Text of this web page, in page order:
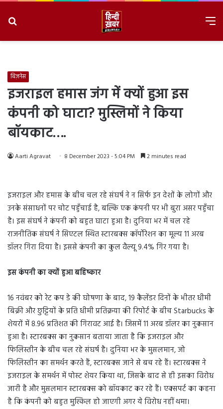
बिज़नेस
इजराइल हमास जंग में क्यों हुआ इस
कंपनी को घाटा? मुस्लिमों ने किया
बॉयकाट….
Aarti Agravat 8 December 2023 - 5:04 PM 2 minutes read
इजराइल और हमास के बीच चल रहे संघर्ष ने न सिर्फ इन देशों के लोगों और
उनके संसाधनों पर चोट पहुँचाई है, बल्कि एक कंपनी पर भी बुरा असर पहुँचा
है। इस संघर्ष ने कंपनी को बहुत घाटा हुआ है। दुनिया भर में चल रहे
राजनीतिक संघर्ष ने सिएटल स्थित स्टारबक्स कॉर्पोरेशन का मूल्य 11 अरब
डॉलर गिरा दिया है। इससे कंपनी का कुल वैल्यू 9.4% गिर गया है।
इस कंपनी का क्यों हुआ बहिष्कार
16 नवंबर को रेट कप डे की घोषणा के बाद, 19 कैलेंडर दिनों के भीतर धीमी
बिक्री और छुट्टियों के प्रति धीमी प्रतिक्रया की रिपोर्ट के बीच Starbucks के
शेयरों में 8.96 प्रतिशत की गिरावट आई है। जिसमें 11 अरब डॉलर का नुकसान
हुआ है। स्टारबक्स का नुकसान बताया जाता है कि इजराइल और
फिलिस्तीन के बीच चल रहे संघर्ष है। दुनिया भर के मुसलमान, जो
फिलिस्तीन का समर्थन करते हैं, स्टारबक्स जाने से बच रहे हैं। स्टारबक्स ने
इजराइल के समर्थन में पोस्ट शेयर किया था, जिसके बाद से ही इसका विरोध
जारी है और मुसलमान स्टारबक्स को बॉयकाट कर रहे हैं। एक्सपर्ट का कहना
है कि कंपनी को बहुत मुश्किल हो जाएगी अगर ये विरोध नहीं थमा।